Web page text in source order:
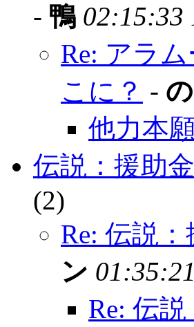
- 鴨 02:15:33
Re: アラ
こに？ -
他力本
伝説：援助
(2)
Re: 伝説
ン
Re: 伝